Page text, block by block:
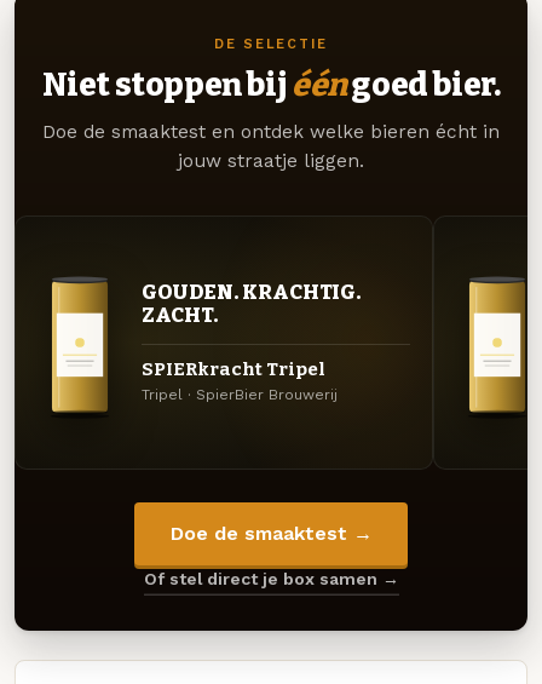
DE SELECTIE
Niet stoppen bij ééngoed bier.
Doe de smaaktest en ontdek welke bieren écht in
jouw straatje liggen.
GOUDEN. KRACHTIG.
ZACHT.
SPIERkracht Tripel
Tripel · SpierBier Brouwerij
Doe de smaaktest →
Of stel direct je box samen →